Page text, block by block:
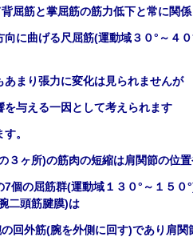
屈筋と掌屈筋の筋力低下と常に関
向に曲げる尺屈筋(運動域３０°～４０
まり張力に変化は見られませんが
与える一因として考えられます
。
３ヶ所)の筋肉の短縮は肩関節の位
7個の屈筋群(運動域１３０° ～１５０°
二頭筋腱膜)は
回外筋(腕を外側に回す)であり肩関